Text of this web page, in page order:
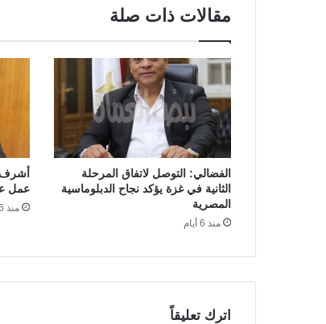
مقالات ذات صلة
الفضالي: التوصل لاتفاق المرحلة
الثانية في غزة يؤكد نجاح الدبلوماسية
المصرية
منذ 6 أيام
أشرف
عمل
منذ 6 أيام
اترك تعليقاً